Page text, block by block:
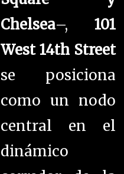
Chelsea–, 101
West 14th Street
se posiciona
como un nodo
central en el
dinámico